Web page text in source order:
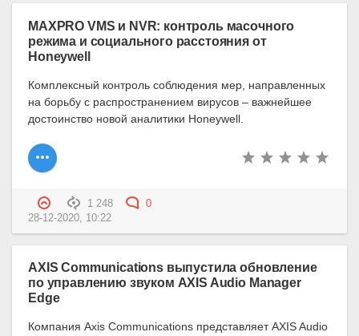
MAXPRO VMS и NVR: контроль масочного
режима и социального расстояния от
Honeywell
Комплексный контроль соблюдения мер, направленных
на борьбу с распространением вирусов – важнейшее
достоинство новой аналитики Honeywell.
1 248
0
28-12-2020, 10:22
AXIS Communications выпустила обновление
по управлению звуком AXIS Audio Manager
Edge
Компания Axis Communications представляет AXIS Audio